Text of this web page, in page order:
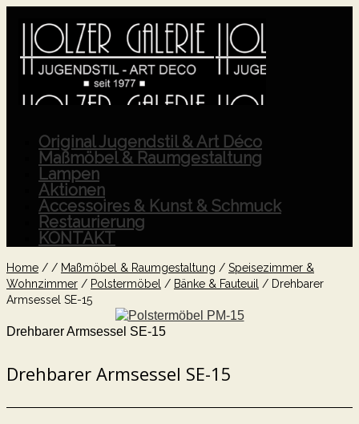
Original Jugendstil & Art Déco
Maßmöbel & Raumgestaltung
Lampen
Aktionen
Accessoires & Kunst & Schmuck
Restaurierung
KONTAKT
Home / / Maßmöbel & Raumgestaltung / Speisezimmer &
Wohnzimmer / Polstermöbel / Bänke & Fauteuil / Drehbarer
Armsessel SE-15
Drehbarer Armsessel SE-15
Drehbarer Armsessel SE-15